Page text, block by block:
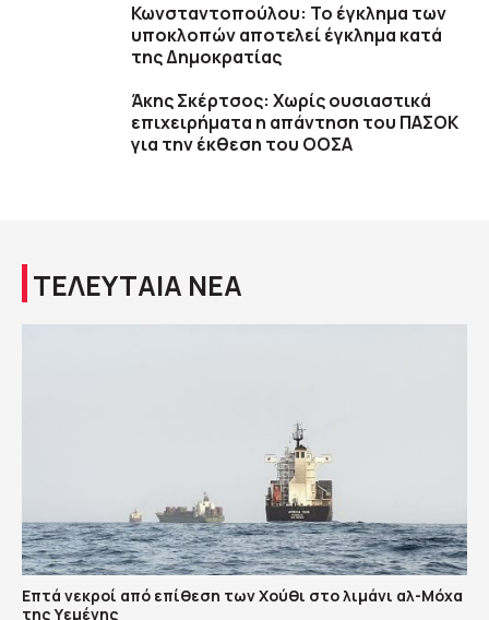
Κωνσταντοπούλου: Το έγκλημα των
υποκλοπών αποτελεί έγκλημα κατά
της Δημοκρατίας
Άκης Σκέρτσος: Χωρίς ουσιαστικά
επιχειρήματα η απάντηση του ΠΑΣΟΚ
για την έκθεση του ΟΟΣΑ
ΤΕΛΕΥΤΑΙΑ ΝΕΑ
Επτά νεκροί από επίθεση των Χούθι στο λιμάνι αλ-Μόχα
της Υεμένης